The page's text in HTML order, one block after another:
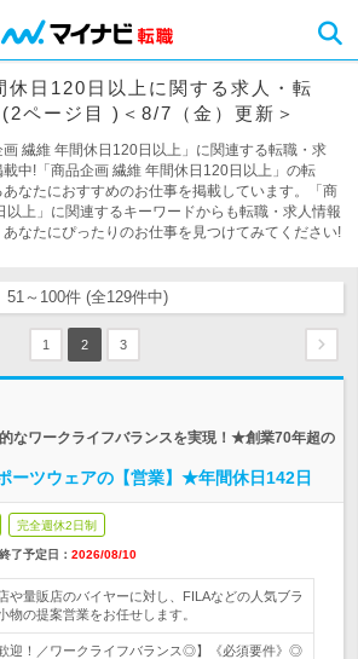
休日120日以上に関する求人・転
ページ目 )＜8/7（金）更新＞
繊維 年間休日120日以上」に関連する転職・求
中!「商品企画 繊維 年間休日120日以上」の転
なたにおすすめのお仕事を掲載しています。「商
以上」に関連するキーワードからも転職・求人情報
なたにぴったりのお仕事を見つけてみてください!
51～100件 (全129件中)
1 2 3
なワークライフバランスを実現！★創業70年超の
ーツウェアの【営業】★年間休日142日
完全週休2日制
終了予定日： 2026/08/10
や量販店のバイヤーに対し、FILAなどの人気ブラ
物の提案営業をお任せします。
歓迎！／ワークライフバランス◎】《必須要件》◎